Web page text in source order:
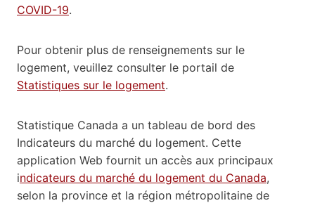
COVID-19.
Pour obtenir plus de renseignements sur le
logement, veuillez consulter le portail de
Statistiques sur le logement.
Statistique Canada a un tableau de bord des
Indicateurs du marché du logement. Cette
application Web fournit un accès aux principaux
indicateurs du marché du logement du Canada,
selon la province et la région métropolitaine de